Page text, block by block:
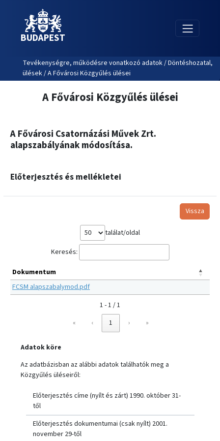
BUDAPEST
Tevékenységre, működésre vonatkozó adatok / Döntéshozatal,
ülések / A Fővárosi Közgyűlés ülései
A Fővárosi Közgyűlés ülései
A Fővárosi Csatornázási Művek Zrt.
alapszabályának módosítása.
Előterjesztés és mellékletei
Vissza
találat/oldal
Keresés:
Dokumentum
FCSM alapszabalymod.pdf
1 - 1 / 1
«
‹ 1 › »
Adatok köre
Az adatbázisban az alábbi adatok találhatók meg a
Közgyűlés üléseiről:
Előterjesztés címe (nyílt és zárt) 1990. október 31-
től
Előterjesztés dokumentumai (csak nyílt) 2001.
november 29-től